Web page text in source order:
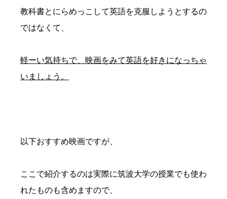
教科書とにらめっこして英語を克服しようとするの
ではなくて、
軽ーい気持ちで、映画をみて英語を好きになっちゃ
いましょう。
以下おすすめ映画ですが、
ここで紹介するのは実際に筑波大学の授業でも使わ
れたものも含めますので、